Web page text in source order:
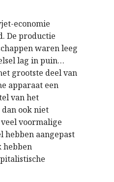
economie
De productie
waren leeg
lag in puin…
grootste deel van
apparaat een
van het
ook niet
voormalige
hebben aangepast
hebben